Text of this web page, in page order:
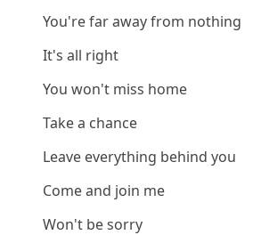
You're far away from nothing
It's all right
You won't miss home
Take a chance
Leave everything behind you
Come and join me
Won't be sorry